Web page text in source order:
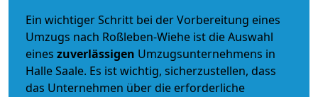
Ein wichtiger Schritt bei der Vorbereitung eines
Umzugs nach Roßleben-Wiehe ist die Auswahl
eines zuverlässigen Umzugsunternehmens in
Halle Saale. Es ist wichtig, sicherzustellen, dass
das Unternehmen über die erforderliche